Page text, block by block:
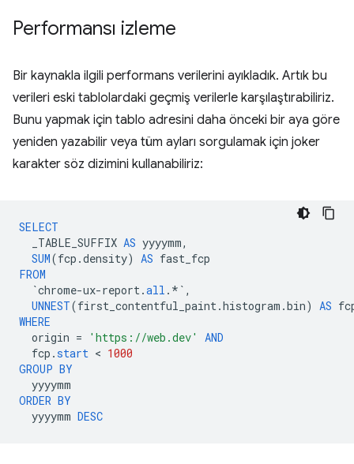
Performansı izleme
Bir kaynakla ilgili performans verilerini ayıkladık. Artık bu
verileri eski tablolardaki geçmiş verilerle karşılaştırabiliriz.
Bunu yapmak için tablo adresini daha önceki bir aya göre
yeniden yazabilir veya tüm ayları sorgulamak için joker
karakter söz dizimini kullanabiliriz:
SELECT
_TABLE_SUFFIX AS yyyymm,
SUM(fcp .density) AS fast_fcp
FROM
`chrome-ux-report.all . *` ,
UNNEST(first_contentful_paint.histogram .bin) AS
WHERE
origin = 'https://web.dev'
AND
fcp .start < 1000
GROUP BY
yyyymm
ORDER BY
yyyymm DESC